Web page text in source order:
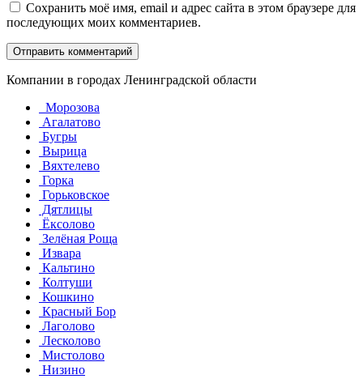
Сохранить моё имя, email и адрес сайта в этом браузере для
последующих моих комментариев.
Компании в городах Ленинградской области
Морозова
Агалатово
Бугры
Вырица
Вяхтелево
Горка
Горьковское
Дятлицы
Ёксолово
Зелёная Роща
Извара
Кальтино
Колтуши
Кошкино
Красный Бор
Лаголово
Лесколово
Мистолово
Низино